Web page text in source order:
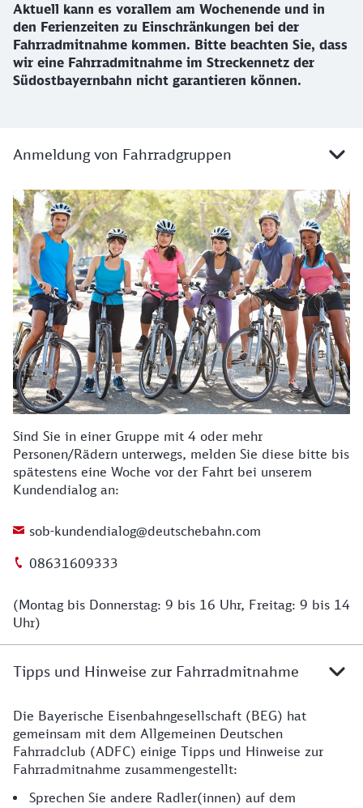
Aktuell kann es vorallem am Wochenende und in
den Ferienzeiten zu Einschränkungen bei der
Fahrradmitnahme kommen. Bitte beachten Sie, dass
wir eine Fahrradmitnahme im Streckennetz der
Südostbayernbahn nicht garantieren können.
Anmeldung von Fahrradgruppen
Gruppen mit Fahrrädern
Sind Sie in einer Gruppe mit 4 oder mehr
Personen/Rädern unterwegs, melden Sie diese bitte bis
spätestens eine Woche vor der Fahrt bei unserem
Kundendialog an:
sob-kundendialog@deutschebahn.com
08631609333
(Montag bis Donnerstag: 9 bis 16 Uhr, Freitag: 9 bis 14
Uhr)
Tipps und Hinweise zur Fahrradmitnahme
Die Bayerische Eisenbahngesellschaft (BEG) hat
gemeinsam mit dem Allgemeinen Deutschen
Fahrradclub (ADFC) einige Tipps und Hinweise zur
Fahrradmitnahme zusammengestellt:
Sprechen Sie andere Radler(innen) auf dem